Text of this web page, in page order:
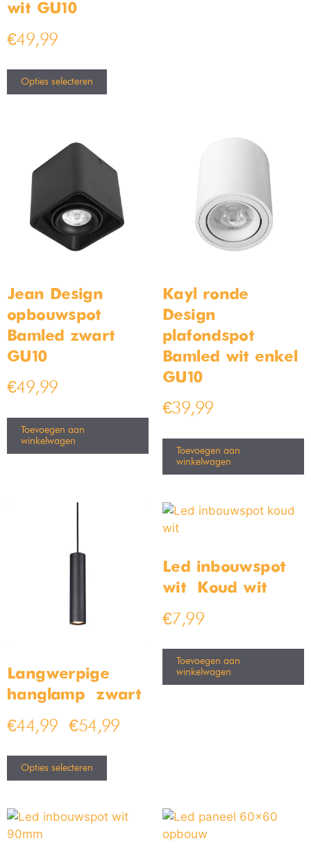
wit GU10
€49,99
Opties selecteren
Jean Design
opbouwspot
Bamled zwart
GU10
€49,99
Toevoegen aan
winkelwagen
Kayl ronde
Design
plafondspot
Bamled wit enkel
GU10
€39,99
Toevoegen aan
winkelwagen
Langwerpige
hanglamp – zwart
€44,99 –€54,99
Opties selecteren
Led inbouwspot
wit – Koud wit
€7,99
Toevoegen aan
winkelwagen